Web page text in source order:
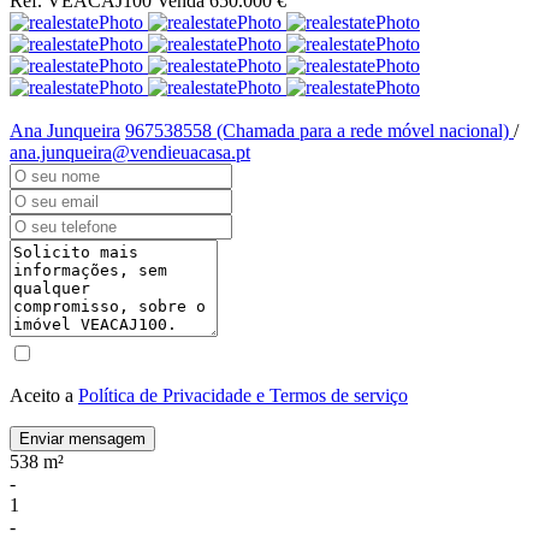
Ana Junqueira 967538558 (Chamada para a rede móvel nacional) /
ana.junqueira@vendieuacasa.pt
Aceito a Política de Privacidade e Termos de serviço
Enviar mensagem
538 m²
-
1
-